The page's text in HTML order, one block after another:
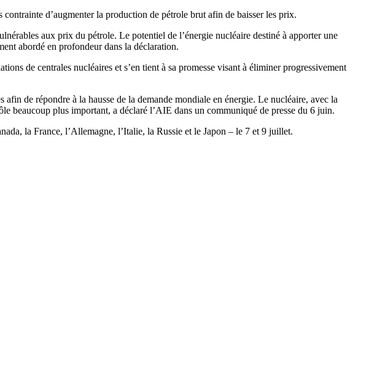
d’augmenter la production de pétrole brut afin de baisser les prix.
aux prix du pétrole. Le potentiel de l’énergie nucléaire destiné à apporter une
abordé en profondeur dans la déclaration.
de centrales nucléaires et s’en tient à sa promesse visant à éliminer progressivement
de répondre à la hausse de la demande mondiale en énergie. Le nucléaire, avec la
beaucoup plus important, a déclaré l’AIE dans un communiqué de presse du 6 juin.
la France, l’Allemagne, l’Italie, la Russie et le Japon – le 7 et 9 juillet.